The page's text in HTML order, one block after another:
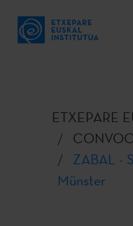
ETXEPARE
ZABAL -
Münster